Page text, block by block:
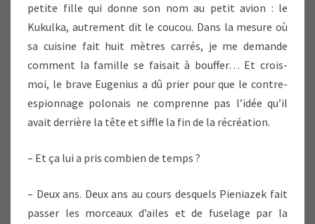
petite fille qui donne son nom au petit avion : le
Kukulka, autrement dit le coucou. Dans la mesure où
sa cuisine fait huit mètres carrés, je me demande
comment la famille se faisait à bouffer… Et crois-
moi, le brave Eugenius a dû prier pour que le contre-
espionnage polonais ne comprenne pas l’idée qu’il
avait derrière la tête et siffle la fin de la récréation.
– Et ça lui a pris combien de temps ?
– Deux ans. Deux ans au cours desquels Pieniazek fait
passer les morceaux d’ailes et de fuselage par la